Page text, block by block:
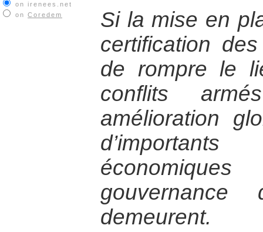
on irenees.net
on Coredem
Si la mise en
certification
de rompre le
conflits
amélioration
demeurent.